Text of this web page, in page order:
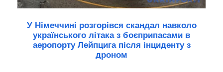
У Німеччині розгорівся скандал навколо
українського літака з боєприпасами в
аеропорту Лейпцига після інциденту з
дроном